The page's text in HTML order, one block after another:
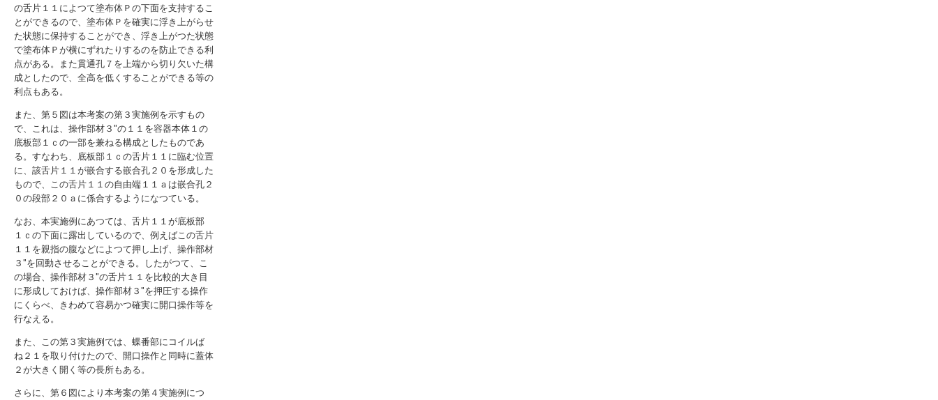
の舌片１１によつて塗布体Ｐの下面を支持するこ
とができるので、塗布体Ｐを確実に浮き上がらせ
た状態に保持することができ、浮き上がつた状態
で塗布体Ｐが横にずれたりするのを防止できる利
点がある。また貫通孔７を上端から切り欠いた構
成としたので、全高を低くすることができる等の
利点もある。
また、第５図は本考案の第３実施例を示すもの
で、これは、操作部材３″の１１を容器本体１の
底板部１ｃの一部を兼ねる構成としたものであ
る。すなわち、底板部１ｃの舌片１１に臨む位置
に、該舌片１１が嵌合する嵌合孔２０を形成した
もので、この舌片１１の自由端１１ａは嵌合孔２
０の段部２０ａに係合するようになつている。
なお、本実施例にあつては、舌片１１が底板部
１ｃの下面に露出しているので、例えばこの舌片
１１を親指の腹などによつて押し上げ、操作部材
３″を回動させることができる。したがつて、こ
の場合、操作部材３″の舌片１１を比較的大き目
に形成しておけば、操作部材３″を押圧する操作
にくらべ、きわめて容易かつ確実に開口操作等を
行なえる。
また、この第３実施例では、蝶番部にコイルば
ね２１を取り付けたので、開口操作と同時に蓋体
２が大きく開く等の長所もある。
さらに、第６図により本考案の第４実施例につ